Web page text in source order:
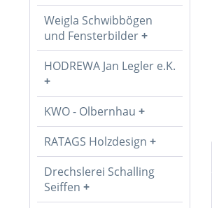
Weigla Schwibbögen
und Fensterbilder
HODREWA Jan Legler e.K.
KWO - Olbernhau
RATAGS Holzdesign
Drechslerei Schalling
Seiffen